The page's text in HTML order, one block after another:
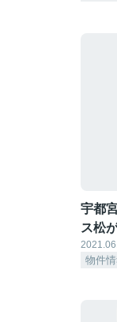
宇都
ス松
物件